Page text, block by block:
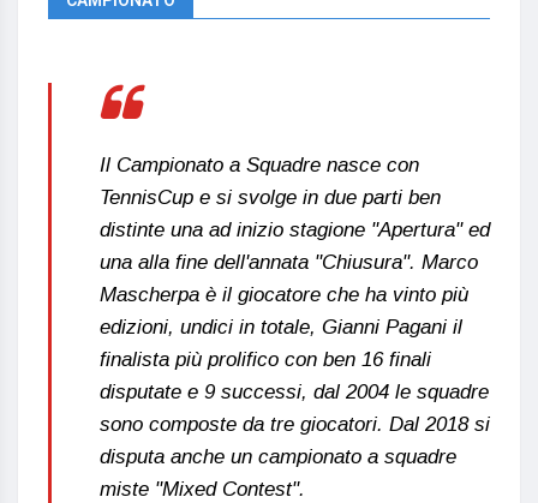
Il Campionato a Squadre nasce con
TennisCup e si svolge in due parti ben
distinte una ad inizio stagione "Apertura" ed
una alla fine dell'annata "Chiusura". Marco
Mascherpa è il giocatore che ha vinto più
edizioni, undici in totale, Gianni Pagani il
finalista più prolifico con ben 16 finali
disputate e 9 successi, dal 2004 le squadre
sono composte da tre giocatori. Dal 2018 si
disputa anche un campionato a squadre
miste "Mixed Contest".